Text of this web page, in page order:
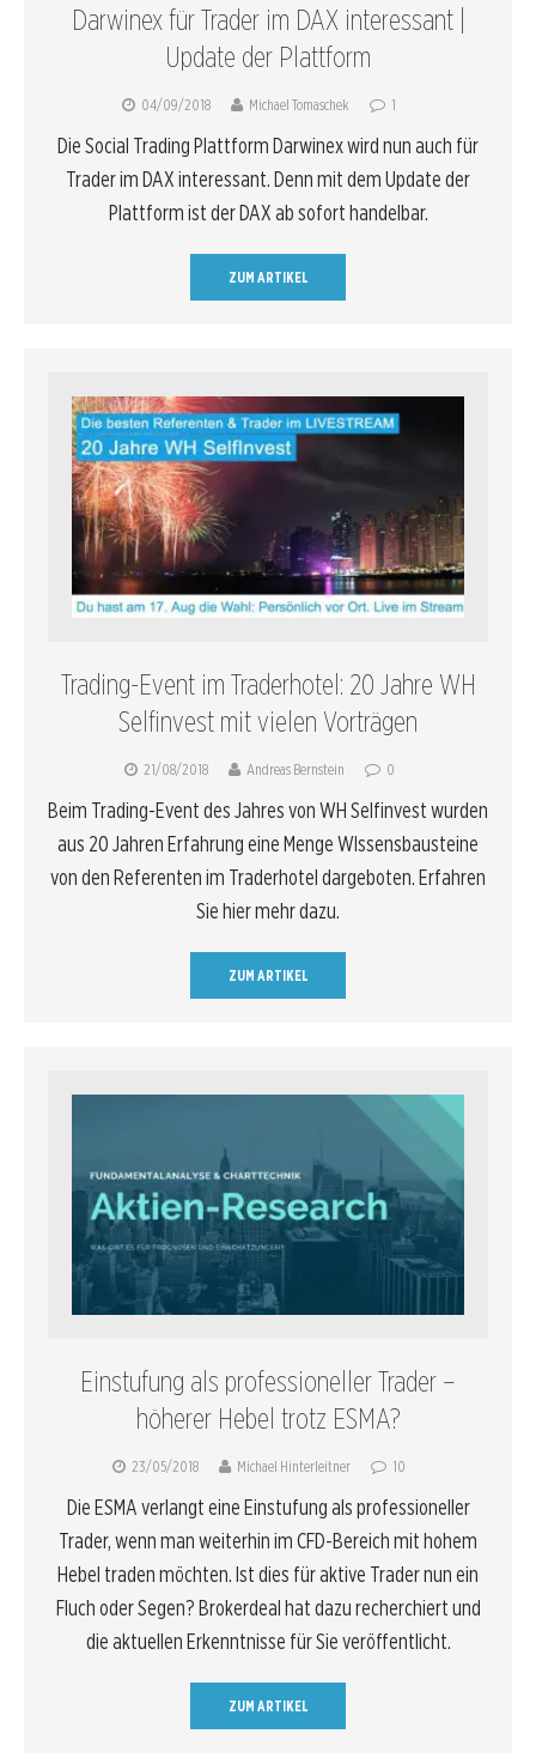
Darwinex für Trader im DAX interessant |
Update der Plattform
04/09/2018 Michael Tomaschek 1
Die Social Trading Plattform Darwinex wird nun auch für
Trader im DAX interessant. Denn mit dem Update der
Plattform ist der DAX ab sofort handelbar.
ZUM ARTIKEL
Trading-Event im Traderhotel: 20 Jahre WH
Selfinvest mit vielen Vorträgen
21/08/2018 Andreas Bernstein 0
Beim Trading-Event des Jahres von WH Selfinvest wurden
aus 20 Jahren Erfahrung eine Menge WIssensbausteine
von den Referenten im Traderhotel dargeboten. Erfahren
Sie hier mehr dazu.
ZUM ARTIKEL
Einstufung als professioneller Trader –
höherer Hebel trotz ESMA?
23/05/2018 Michael Hinterleitner 10
Die ESMA verlangt eine Einstufung als professioneller
Trader, wenn man weiterhin im CFD-Bereich mit hohem
Hebel traden möchten. Ist dies für aktive Trader nun ein
Fluch oder Segen? Brokerdeal hat dazu recherchiert und
die aktuellen Erkenntnisse für Sie veröffentlicht.
ZUM ARTIKEL